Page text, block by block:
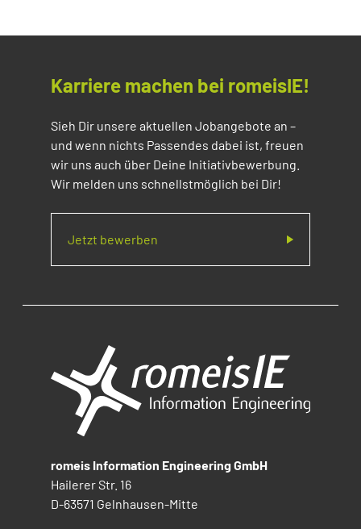
Karriere machen bei romeisIE!
Sieh Dir unsere aktuellen Jobangebote an –
und wenn nichts Passendes dabei ist, freuen
wir uns auch über Deine Initiativbewerbung.
Wir melden uns schnellstmöglich bei Dir!
Jetzt bewerben
romeis Information Engineering GmbH
Hailerer Str. 16
D-63571 Gelnhausen-Mitte